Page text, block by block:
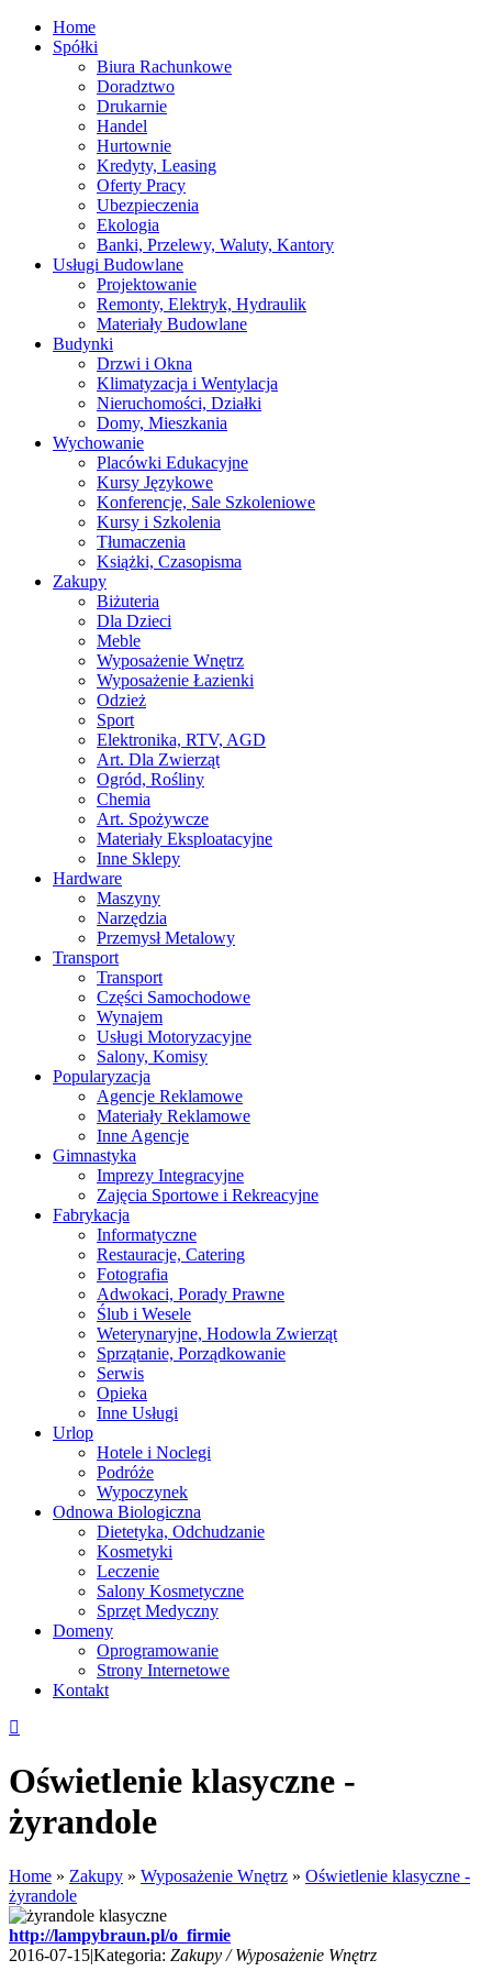
Home
Spółki
Biura Rachunkowe
Doradztwo
Drukarnie
Handel
Hurtownie
Kredyty, Leasing
Oferty Pracy
Ubezpieczenia
Ekologia
Banki, Przelewy, Waluty, Kantory
Usługi Budowlane
Projektowanie
Remonty, Elektryk, Hydraulik
Materiały Budowlane
Budynki
Drzwi i Okna
Klimatyzacja i Wentylacja
Nieruchomości, Działki
Domy, Mieszkania
Wychowanie
Placówki Edukacyjne
Kursy Językowe
Konferencje, Sale Szkoleniowe
Kursy i Szkolenia
Tłumaczenia
Książki, Czasopisma
Zakupy
Biżuteria
Dla Dzieci
Meble
Wyposażenie Wnętrz
Wyposażenie Łazienki
Odzież
Sport
Elektronika, RTV, AGD
Art. Dla Zwierząt
Ogród, Rośliny
Chemia
Art. Spożywcze
Materiały Eksploatacyjne
Inne Sklepy
Hardware
Maszyny
Narzędzia
Przemysł Metalowy
Transport
Transport
Części Samochodowe
Wynajem
Usługi Motoryzacyjne
Salony, Komisy
Popularyzacja
Agencje Reklamowe
Materiały Reklamowe
Inne Agencje
Gimnastyka
Imprezy Integracyjne
Zajęcia Sportowe i Rekreacyjne
Fabrykacja
Informatyczne
Restauracje, Catering
Fotografia
Adwokaci, Porady Prawne
Ślub i Wesele
Weterynaryjne, Hodowla Zwierząt
Sprzątanie, Porządkowanie
Serwis
Opieka
Inne Usługi
Urlop
Hotele i Noclegi
Podróże
Wypoczynek
Odnowa Biologiczna
Dietetyka, Odchudzanie
Kosmetyki
Leczenie
Salony Kosmetyczne
Sprzęt Medyczny
Domeny
Oprogramowanie
Strony Internetowe
Kontakt
Oświetlenie klasyczne -
żyrandole
Home » Zakupy » Wyposażenie Wnętrz » Oświetlenie klasyczne -
żyrandole
http://lampybraun.pl/o_firmie
2016-07-15|Kategoria: Zakupy / Wyposażenie Wnętrz